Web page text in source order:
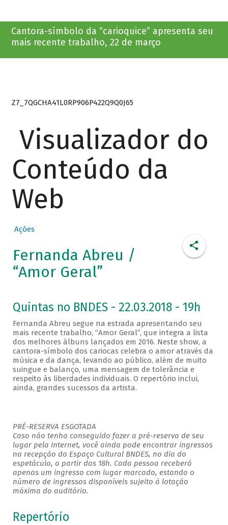
Cantora-símbolo da “carioquice” apresenta seu
mais recente trabalho, 22 de março
Z7_7QGCHA41L0RP906P422Q9Q0J65
Visualizador do
Conteúdo da
Web
Ações
Fernanda Abreu /
“Amor Geral”
Quintas no BNDES - 22.03.2018 - 19h
Fernanda Abreu segue na estrada apresentando seu
mais recente trabalho, “Amor Geral”, que integra a lista
dos melhores álbuns lançados em 2016. Neste show, a
cantora-símbolo dos cariocas celebra o amor através da
música e da dança, levando ao público, além de muito
suingue e balanço, uma mensagem de tolerância e
respeito às liberdades individuais. O repertório inclui,
ainda, grandes sucessos da artista.
PRÉ-RESERVA ESGOTADA
Caso não tenha conseguido fazer a pré-reserva de seu
lugar pela internet, você ainda pode encontrar ingressos
na recepção do Espaço Cultural BNDES, no dia do
espetáculo, a partir das 18h. Cada pessoa receberá
apenas um ingresso com lugar marcado, estando o
número de ingressos disponíveis sujeito à lotação
máxima do auditório.
Repertório